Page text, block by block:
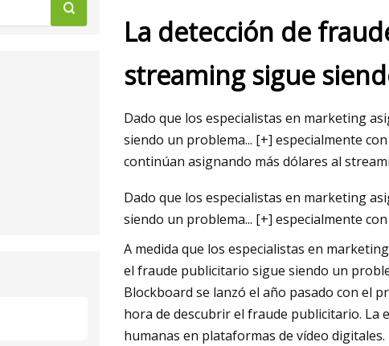
Aumento de la seguridad en el
procesamiento de alimentos con polvos
May 26, 2023
Mercado de
Principales
La detección de
streaming sigue
Dado que los especialistas en marketing
siendo un problema... [+] especialmente
continúan asignando más dólares al
Dado que los especialistas en marketing
siendo un problema... [+] especialmente
A medida que los especialistas en
el fraude publicitario sigue siendo un
Blockboard se lanzó el año pasado con el
hora de descubrir el fraude publicitario. La
humanas en plataformas de vídeo digitales.